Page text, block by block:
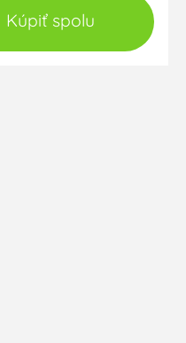
Kúpiť spolu